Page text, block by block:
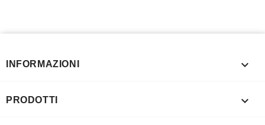
INFORMAZIONI 
PRODOTTI 